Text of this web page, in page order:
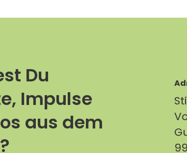
Du
Impulse
aus dem